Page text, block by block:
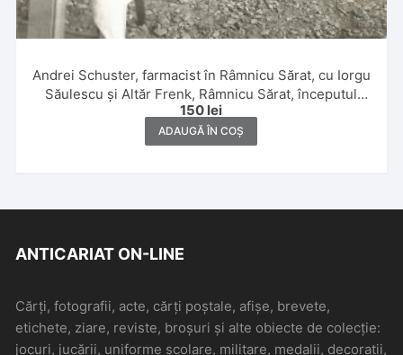
Andrei Schuster, farmacist în Râmnicu Sărat, cu Iorgu
Săulescu și Altăr Frenk, Râmnicu Sărat, începutul
secolului al XX-lea
150 lei
ADAUGĂ ÎN COȘ
ANTICARIAT ON-LINE
Cărți, fotografii, acte, cărți poștale, afișe, brevete,
etichete, ziare, reviste, broșuri și alte obiecte de colecție:
jocuri, jucării, uniforme școlare, militare, medalii, decorații,